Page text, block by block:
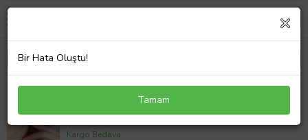
Vaoov 925 Ayar Gümüş Bombeli Halka Küpe
1759,10 TL
Kargo Bedava
Bir Hata Oluştu!
Tamam